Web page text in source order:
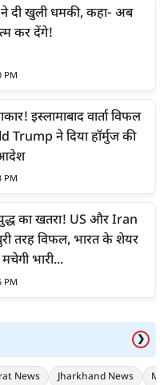
दी खुली धमकी, कहा- अब
कर देंगे!
PM
इस्लामाबाद वार्ता विफल
Trump ने दिया हॉर्मुज की
आदेश
PM
युद्ध का खतरा! US और Iran
बुरी तरह विफल, भारत के शेयर
भारी...
PM
❯
News Jharkhand News